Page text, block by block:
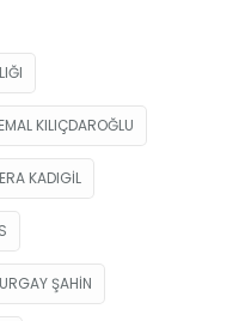
KILIÇDAROĞLU
KADIGIL
ŞAHIN